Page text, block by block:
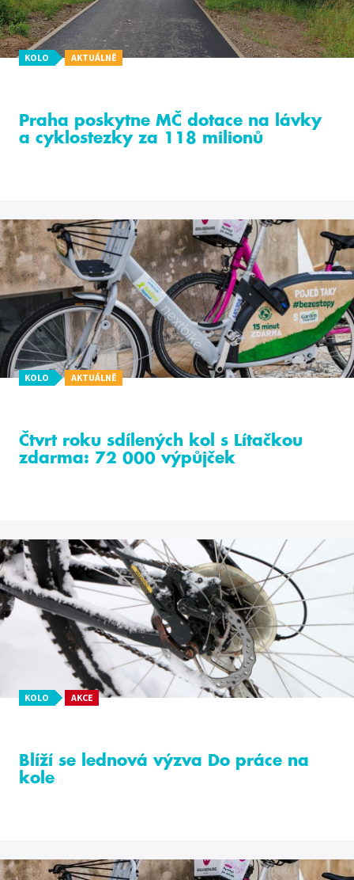
KOLO AKTUÁLNĚ
Praha poskytne MČ dotace na lávky
a cyklostezky za 118 milionů
KOLO AKTUÁLNĚ
Čtvrt roku sdílených kol s Lítačkou
zdarma: 72 000 výpůjček
KOLO AKCE
Blíží se lednová výzva Do práce na
kole